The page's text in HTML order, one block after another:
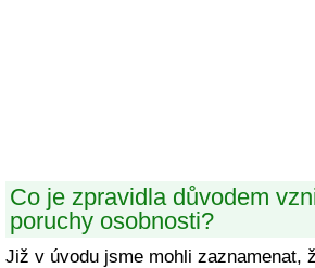
Co je zpravidla důvodem
poruchy osobnosti?
Již v úvodu jsme mohli zaznamenat,